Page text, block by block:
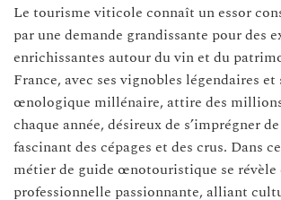
Le tourisme viticole connaît un essor
par une demande grandissante pour des
enrichissantes autour du vin et du
France, avec ses vignobles légendaires
œnologique millénaire, attire des
chaque année, désireux de s’imprégner
fascinant des cépages et des crus. Dans
métier de guide œnotouristique se révèle
professionnelle passionnante, alliant